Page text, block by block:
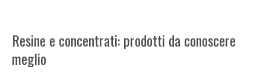
Resine e concentrati: prodotti da conoscere
meglio